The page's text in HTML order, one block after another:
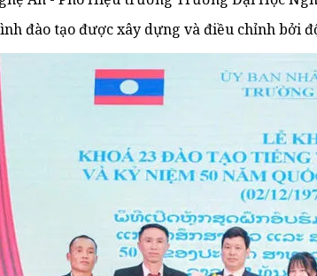
đào tạo được xây dựng và điều chỉnh bởi